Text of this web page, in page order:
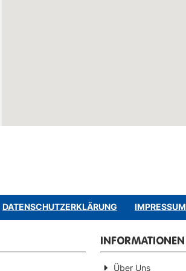
DATENSCHUTZERKLÄRUNG IMPRESSUM
INFORMATIONEN
Über Uns